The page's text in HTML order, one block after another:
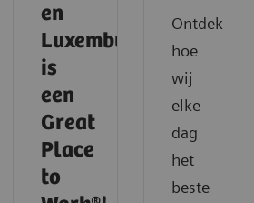
en
Luxemburg
is
een
Great
Place
to
Ontdek
hoe
wij
elke
dag
het
beste